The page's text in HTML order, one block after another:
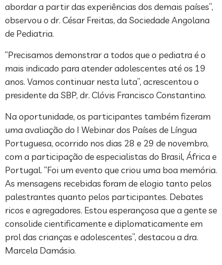
abordar a partir das experiências dos demais países”,
observou o dr. César Freitas, da Sociedade Angolana
de Pediatria.
“Precisamos demonstrar a todos que o pediatra é o
mais indicado para atender adolescentes até os 19
anos. Vamos continuar nesta luta”, acrescentou o
presidente da SBP, dr. Clóvis Francisco Constantino.
Na oportunidade, os participantes também fizeram
uma avaliação do I Webinar dos Países de Língua
Portuguesa, ocorrido nos dias 28 e 29 de novembro,
com a participação de especialistas do Brasil, África e
Portugal. “Foi um evento que criou uma boa memória.
As mensagens recebidas foram de elogio tanto pelos
palestrantes quanto pelos participantes. Debates
ricos e agregadores. Estou esperançosa que a gente se
consolide cientificamente e diplomaticamente em
prol das crianças e adolescentes”, destacou a dra.
Marcela Damásio.